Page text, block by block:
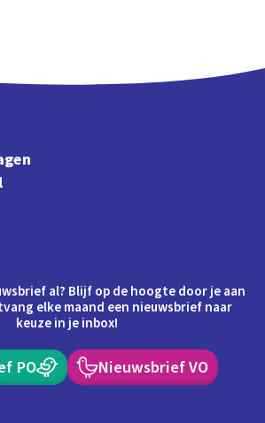
al? Blijf op de hoogte door je aan
elke maand een nieuwsbrief naar
keuze in je inbox!
PO Nieuwsbrief VO